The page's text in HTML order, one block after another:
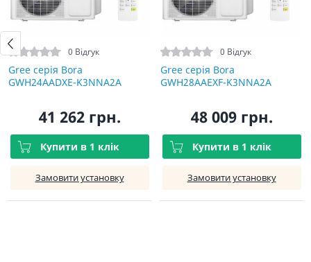
0 Відгук
Gree серія Bora
GWH24AADXE-K3NNA2A
41 262 грн.
Купити в 1 клік
Замовити установку
0 Відгук
Gree серія Bora
GWH28AAEXF-K3NNA2A
48 009 грн.
Купити в 1 клік
Замовити установку